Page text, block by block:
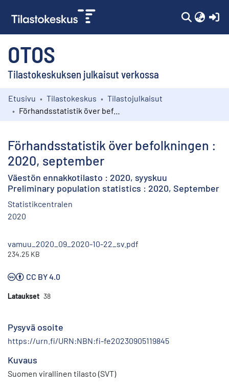
OTOS
Tilastokeskuksen julkaisut verkossa
Kokoelmat
Etusivu Tilastokeskus
Tilastojulkaisut
Förhandsstatistik över befolkningen :
2020, september
Väestön ennakkotilasto : 2020, syyskuu
Preliminary population statistics : 2020, September
Statistikcentralen
2020
vamuu_2020_09_2020-10-22_sv.pdf
234.25 KB
CC BY 4.0
Lataukset 38
Pysyvä osoite
https://urn.fi/URN:NBN:fi-fe20230905119845
Kuvaus
Suomen virallinen tilasto (SVT)